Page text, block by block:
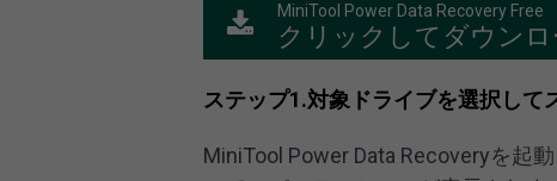
MiniTool Power Data Recovery Free
クリックしてダウンロ
ステップ1.対象ドライブを選択して
MiniTool Power Data Recoveryを起